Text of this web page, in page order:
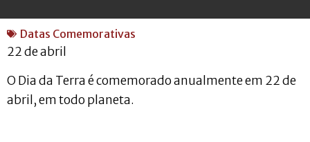
Datas Comemorativas
22 de abril
O Dia da Terra é comemorado anualmente em 22 de
abril, em todo planeta.